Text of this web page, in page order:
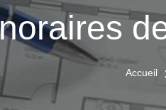
Accueil